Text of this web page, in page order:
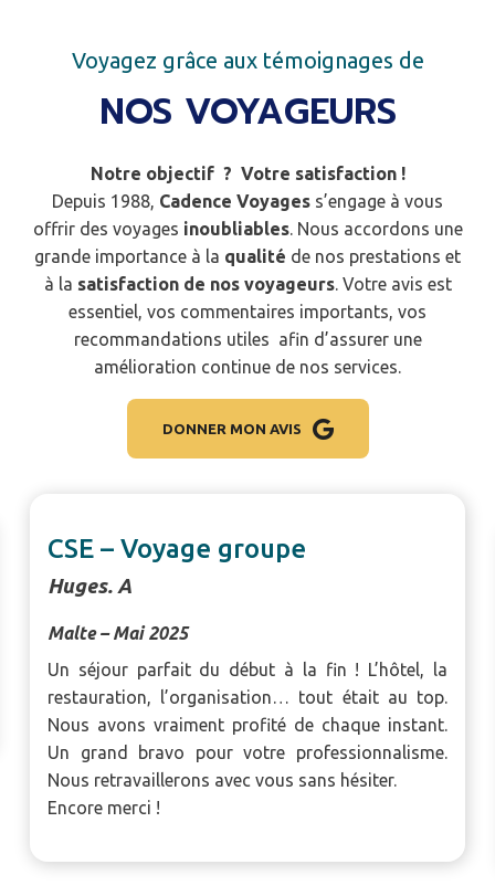
Voyagez grâce aux témoignages de
NOS VOYAGEURS
Notre objectif ? Votre satisfaction !
Depuis 1988, Cadence Voyages s’engage à vous
offrir des voyages inoubliables. Nous accordons une
grande importance à la qualité de nos prestations et
à la satisfaction de nos voyageurs. Votre avis est
essentiel, vos commentaires importants, vos
recommandations utiles afin d’assurer une
amélioration continue de nos services.
DONNER MON AVIS
Antoinette D.C
Londres – Janvier 2025
Un grand merci pour l’organisation de notre
voyage à Londres. Le séjour s’est parfaitement
déroulé et a été unanimement apprécié par nos
amicalistes. Le programme, l’organisation, les
guides, l’hôtel ainsi que les petits-déjeuners ont
pleinement satisfait les participants.
Merci encore pour votre écoute, votre